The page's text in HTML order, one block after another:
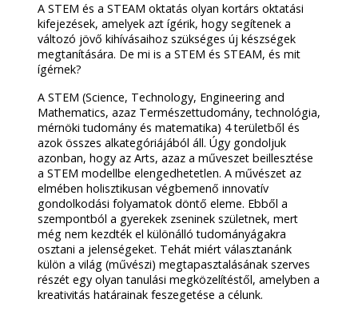
A STEM és a STEAM oktatás olyan kortárs oktatási
kifejezések, amelyek azt ígérik, hogy segítenek a
változó jövő kihívásaihoz szükséges új készségek
megtanítására. De mi is a STEM és STEAM, és mit
ígérnek?
A STEM (Science, Technology, Engineering and
Mathematics, azaz Természettudomány, technológia,
mérnöki tudomány és matematika) 4 területből és
azok összes alkategóriájából áll. Úgy gondoljuk
azonban, hogy az Arts, azaz a műveszet beillesztése
a STEM modellbe elengedhetetlen. A művészet az
elmében holisztikusan végbemenő innovatív
gondolkodási folyamatok döntő eleme. Ebből a
szempontból a gyerekek zseninek születnek, mert
még nem kezdték el különálló tudományágakra
osztani a jelenségeket. Tehát miért választanánk
külön a világ (művészi) megtapasztalásának szerves
részét egy olyan tanulási megközelítéstől, amelyben a
kreativitás határainak feszegetése a célunk.